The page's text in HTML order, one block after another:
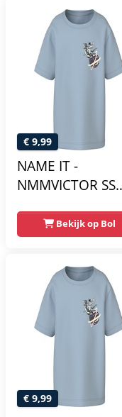
€ 9,99
NAME IT -
NMMVICTOR SS
Jongens - T-shirts
Bekijk op Bol
€ 9,99